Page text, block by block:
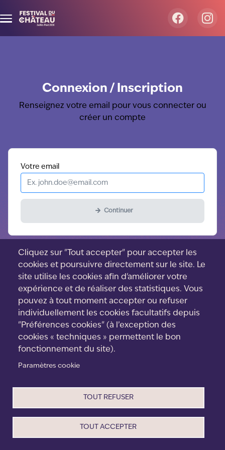
Connexion / Inscription
Renseignez votre email pour vous connecter ou
créer un compte
Votre email
Continuer
Cliquez sur "Tout accepter" pour accepter les
cookies et poursuivre directement sur le site. Le
site utilise les cookies afin d'améliorer votre
expérience et de réaliser des statistiques. Vous
pouvez à tout moment accepter ou refuser
individuellement les cookies facultatifs depuis
"Préférences cookies" (à l’exception des
cookies « techniques » permettent le bon
fonctionnement du site).
Paramètres cookie
TOUT REFUSER
TOUT ACCEPTER
Cookies
CGV
Mentions Légales